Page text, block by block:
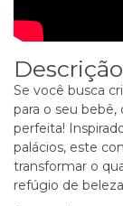
Se você busca
para o seu
perfeita!
palácios, este
transformar o
refúgio de